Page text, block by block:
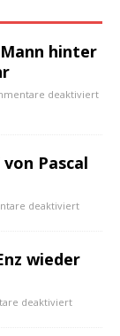
hinter
deaktiviert
Pascal
deaktiviert
wieder
deaktiviert